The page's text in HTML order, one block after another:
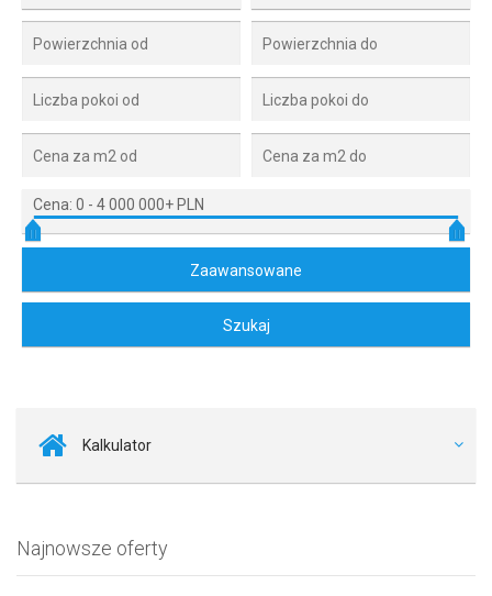
Cena: 0 - 4 000 000+ PLN
Kalkulator
Najnowsze oferty